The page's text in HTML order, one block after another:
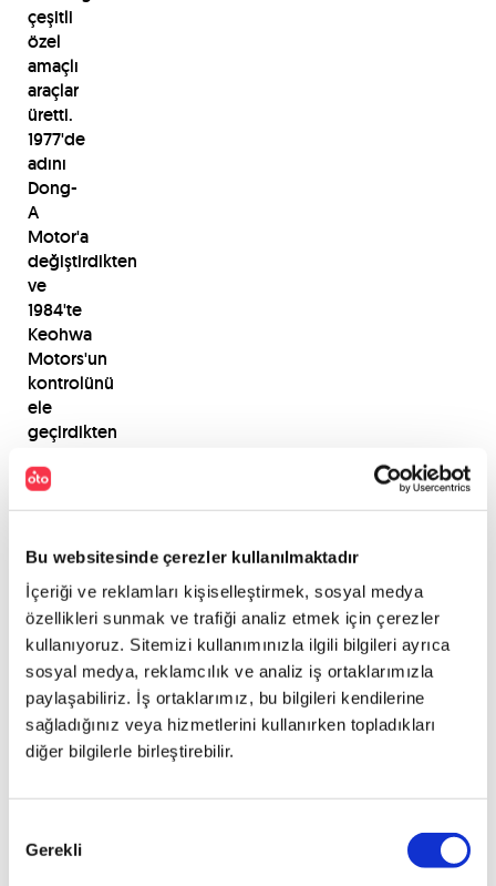
Bu websitesinde çerezler kullanılmaktadır
İçeriği ve reklamları kişiselleştirmek, sosyal medya
özellikleri sunmak ve trafiği analiz etmek için çerezler
kullanıyoruz. Sitemizi kullanımınızla ilgili bilgileri ayrıca
sosyal medya, reklamcılık ve analiz iş ortaklarımızla
paylaşabiliriz. İş ortaklarımız, bu bilgileri kendilerine
sağladığınız veya hizmetlerini kullanırken topladıkları
diğer bilgilerle birleştirebilir.
Seçimi
Gerekli
çeşitli
özel
amaçlı
araçlar
üretti.
1977'de
adını
Dong-
A
Motor'a
değiştirdikten
ve
1984'te
Keohwa
Motors'un
kontrolünü
ele
geçirdikten
1986'da
SsangYong
Grubu
tarafından
devralındı
ve
adını
SsangYong
Motor
olarak
değiştirdi.
Birleşik
merkezli